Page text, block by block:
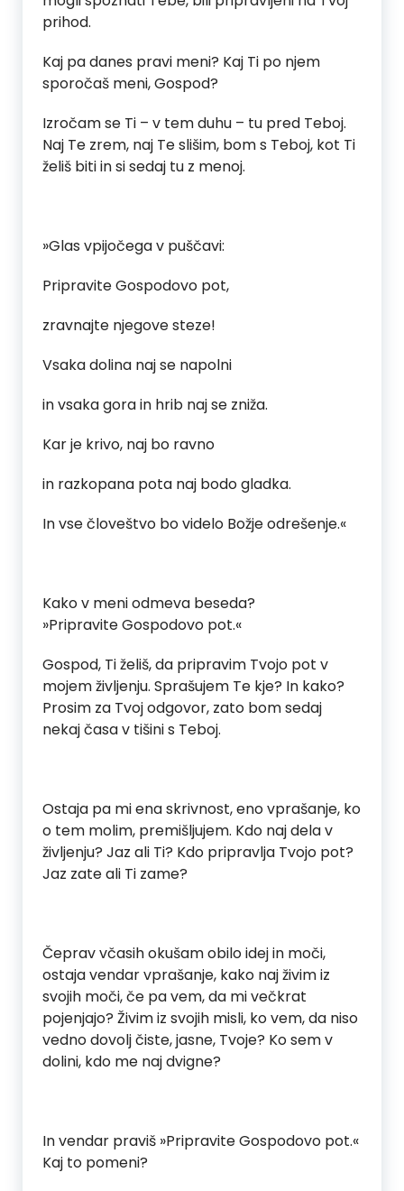
prihod.
Kaj pa danes pravi meni? Kaj Ti po njem
sporočaš meni, Gospod?
Izročam se Ti – v tem duhu – tu pred Teboj.
Naj Te zrem, naj Te slišim, bom s Teboj, kot Ti
želiš biti in si sedaj tu z menoj.
»Glas vpijočega v puščavi:
Pripravite Gospodovo pot,
zravnajte njegove steze!
Vsaka dolina naj se napolni
in vsaka gora in hrib naj se zniža.
Kar je krivo, naj bo ravno
in razkopana pota naj bodo gladka.
In vse človeštvo bo videlo Božje odrešenje.«
Kako v meni odmeva beseda?
»Pripravite Gospodovo pot.«
Gospod, Ti želiš, da pripravim Tvojo pot v
mojem življenju. Sprašujem Te kje? In kako?
Prosim za Tvoj odgovor, zato bom sedaj
nekaj časa v tišini s Teboj.
Ostaja pa mi ena skrivnost, eno vprašanje, ko
o tem molim, premišljujem. Kdo naj dela v
življenju? Jaz ali Ti? Kdo pripravlja Tvojo pot?
Jaz zate ali Ti zame?
Čeprav včasih okušam obilo idej in moči,
ostaja vendar vprašanje, kako naj živim iz
svojih moči, če pa vem, da mi večkrat
pojenjajo? Živim iz svojih misli, ko vem, da niso
vedno dovolj čiste, jasne, Tvoje? Ko sem v
dolini, kdo me naj dvigne?
In vendar praviš »Pripravite Gospodovo pot.«
Kaj to pomeni?